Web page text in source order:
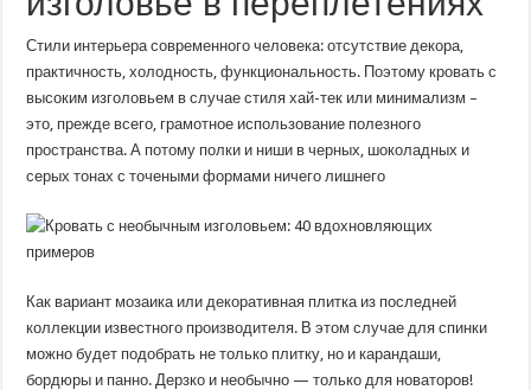
Стили интерьера современного человека: отсутствие декора,
практичность, холодность, функциональность. Поэтому кровать с
высоким изголовьем в случае стиля хай-тек или минимализм –
это, прежде всего, грамотное использование полезного
пространства. А потому полки и ниши в черных, шоколадных и
серых тонах с точеными формами ничего лишнего
Как вариант мозаика или декоративная плитка из последней
коллекции известного производителя. В этом случае для спинки
можно будет подобрать не только плитку, но и карандаши,
бордюры и панно. Дерзко и необычно — только для новаторов!